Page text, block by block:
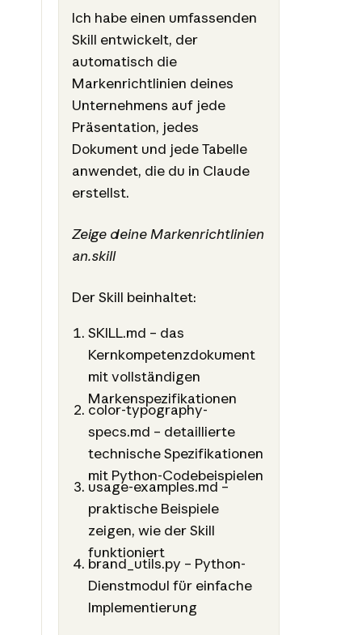
Ich habe einen umfassenden
Skill entwickelt, der
automatisch die
Markenrichtlinien deines
Unternehmens auf jede
Präsentation, jedes
Dokument und jede Tabelle
anwendet, die du in Claude
erstellst.
Zeige deine Markenrichtlinien
an.skill
Der Skill beinhaltet:
SKILL.md – das
Kernkompetenzdokument
mit vollständigen
Markenspezifikationen
color-typography-
specs.md – detaillierte
technische Spezifikationen
mit Python-Codebeispielen
usage-examples.md –
praktische Beispiele
zeigen, wie der Skill
funktioniert
brand_utils.py – Python-
Dienstmodul für einfache
Implementierung